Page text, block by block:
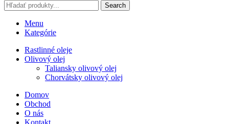
Search
Menu
Kategórie
Rastlinné oleje
Olivový olej
Taliansky olivový olej
Chorvátsky olivový olej
Domov
Obchod
O nás
Kontakt